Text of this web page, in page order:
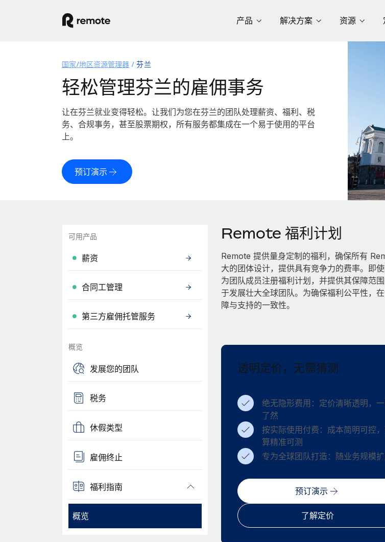
产品 解决方案 资源
国家/地区资源管理器 芬兰
轻松管理芬兰的雇佣事务
让在芬兰就业变得轻松。让我们为您在芬兰的团队处理薪资、福利、税
务、合规事务，甚至股票期权，所有服务都集成在一个易于使用的平台
上。
预订演示
可用产品
薪资
合同工管理
第三方雇佣托管服务
概览
发展您的团队
税务
休假类型
雇佣终止
福利指南
概览
Remote 福利计划
Remote 提供量身定制的福利，确保所有
大的团体设计，提供具有竞争力的费率。即
为团队成员注册福利计划，并提供其保障范
于发展壮大全球团队。为确保福利公平性，
障与支持的一致性。
透明定价，无需猜测
绝无隐形费用：定价清晰透明，一
了然
按实际使用付费：成本简明可控
算精准可测
专为全球团队打造：随业务规模
预订演示
了解定价